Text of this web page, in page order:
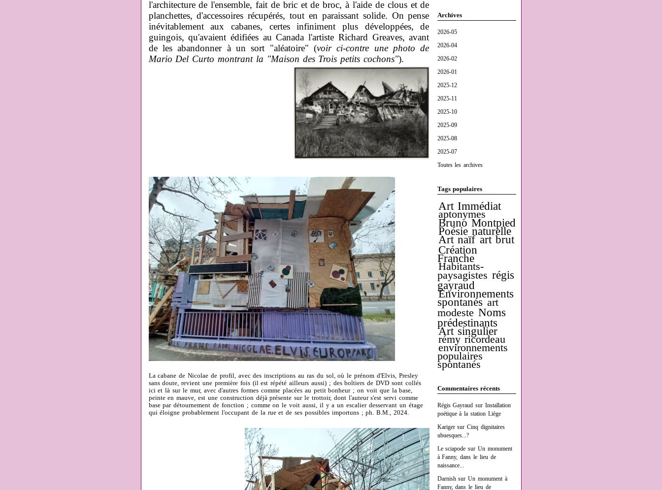
Archives
2026-05
2026-04
2026-02
2026-01
2025-12
2025-11
2025-10
2025-09
2025-08
2025-07
Toutes les archives
Tags populaires
Art Immédiat
aptonymes
Bruno Montpied
Poésie naturelle
Art naïf art brut
Création
Franche
Habitants-
paysagistes régis
gayraud
Environnements
spontanés art
modeste Noms
prédestinants
Art singulier
rémy ricordeau
environnements
populaires
spontanés
Commentaires récents
Régis Gayraud surInstallation
poétique à la station Liège
KarigersurCinq dignitaires
ubuesques...?
Le sciapode surUn monument
à Fanny, dans le lieu de
naissance...
DarnishsurUn monument à
Fanny, dans le lieu de
l'architecture de l'ensemble, fait de bric et de broc, à l'aide de clous et de
planchettes, d'accessoires récupérés, tout en paraissant solide. On pense
inévitablement aux cabanes, certes infiniment plus développées, de
guingois, qu'avaient édifiées au Canada l'artiste Richard Greaves, avant
de les abandonner à un sort "aléatoire" (voir ci-contre une photo de
Mario Del Curto montrant la "Maison des Trois petits cochons").
La cabane de Nicolae de profil, avec des inscriptions au ras du sol, où le prénom d'Elvis, Presley
sans doute, revient une première fois (il est répété ailleurs aussi) ; des boîtiers de DVD sont collés
ici et là sur le mur, avec d'autres formes comme placées au petit bonheur ; on voit que la base,
peinte en mauve, est une construction déjà présente sur le trottoir, dont l'auteur s'est servi comme
base par détournement de fonction ; comme on le voit aussi, il y a un escalier desservant un étage
qui éloigne probablement l'occupant de la rue et de ses possibles importuns ; ph. B.M., 2024.